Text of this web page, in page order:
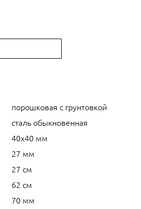
порошковая с грунтовкой
сталь обыкновенная
40x40 мм
27 мм
27 см
62 см
70 мм